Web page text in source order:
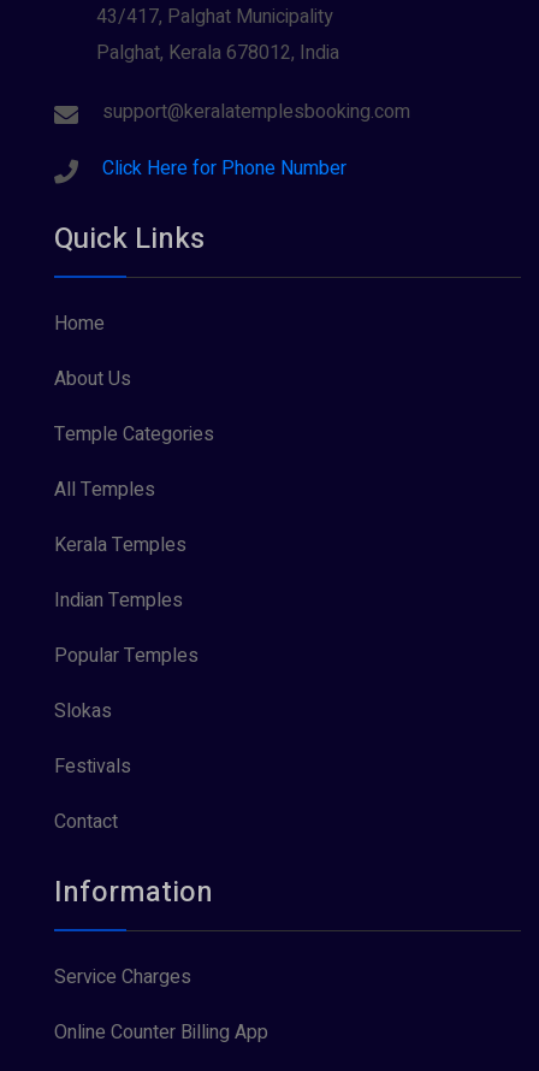
43/417, Palghat Municipality
Palghat, Kerala 678012, India
support@keralatemplesbooking.com
Click Here for Phone Number
Quick Links
Home
About Us
Temple Categories
All Temples
Kerala Temples
Indian Temples
Popular Temples
Slokas
Festivals
Contact
Information
Service Charges
Online Counter Billing App